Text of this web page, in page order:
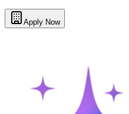
Apply Now